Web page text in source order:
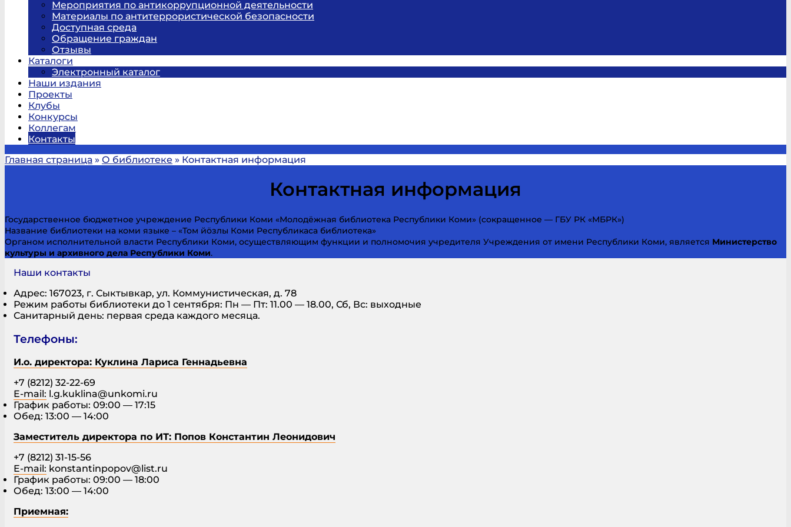
Мероприятия по антикоррупционной деятельности
Материалы по антитеррористической безопасности
Доступная среда
Обращение граждан
Отзывы
Каталоги
Электронный каталог
Наши издания
Проекты
Клубы
Конкурсы
Коллегам
Контакты
Главная страница » О библиотеке » Контактная информация
Контактная информация
Государственное бюджетное учреждение Республики Коми «Молодёжная библиотека Республики Коми» (сокращенное — ГБУ РК «МБРК»)
Название библиотеки на коми языке – «Том йöзлы Коми Республикаса библиотека»
Органом исполнительной власти Республики Коми, осуществляющим функции и полномочия учредителя Учреждения от имени Республики Коми, является Министерство
культуры и архивного дела Республики Коми.
Наши контакты
Адрес: 167023, г. Сыктывкар, ул. Коммунистическая, д. 78
Режим работы библиотеки до 1 сентября: Пн — Пт: 11.00 — 18.00, Сб, Вс: выходные
Санитарный день: первая среда каждого месяца.
Телефоны:
И.о. директора: Куклина Лариса Геннадьевна
+7 (8212) 32-22-69
E-mail: l.g.kuklina@unkomi.ru
График работы: 09:00 — 17:15
Обед: 13:00 — 14:00
Заместитель директора по ИТ: Попов Константин Леонидович
+7 (8212) 31-15-56
E-mail: konstantinpopov@list.ru
График работы: 09:00 — 18:00
Обед: 13:00 — 14:00
Приемная: